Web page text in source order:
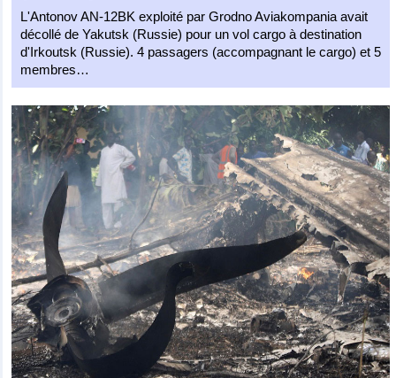
L'Antonov AN-12BK exploité par Grodno Aviakompania avait
décollé de Yakutsk (Russie) pour un vol cargo à destination
d'Irkoutsk (Russie). 4 passagers (accompagnant le cargo) et 5
membres…